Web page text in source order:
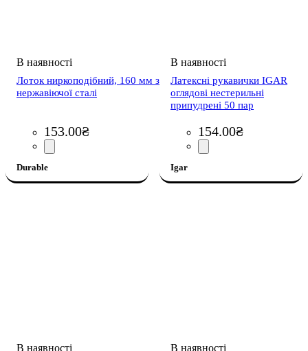
Лоток ниркоподібний, 160 мм з
нержавіючої сталі
153.00₴
Durable
Латексні рукавички IGAR
оглядові нестерильні
припудрені 50 пар
154.00₴
Igar